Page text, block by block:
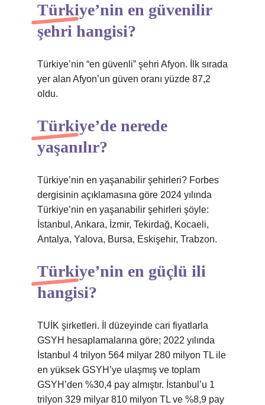
Türkiye’nin en güvenilir
şehri hangisi?
Türkiye’nin “en güvenli” şehri Afyon. İlk sırada
yer alan Afyon’un güven oranı yüzde 87,2
oldu.
Türkiye’de nerede
yaşanılır?
Türkiye’nin en yaşanabilir şehirleri? Forbes
dergisinin açıklamasına göre 2024 yılında
Türkiye’nin en yaşanabilir şehirleri şöyle:
İstanbul, Ankara, İzmir, Tekirdağ, Kocaeli,
Antalya, Yalova, Bursa, Eskişehir, Trabzon.
Türkiye’nin en güçlü ili
hangisi?
TUİK şirketleri. İl düzeyinde cari fiyatlarla
GSYH hesaplamalarına göre; 2022 yılında
İstanbul 4 trilyon 564 milyar 280 milyon TL ile
en yüksek GSYH’ye ulaşmış ve toplam
GSYH’den %30,4 pay almıştır. İstanbul’u 1
trilyon 329 milyar 810 milyon TL ve %8,9 pay